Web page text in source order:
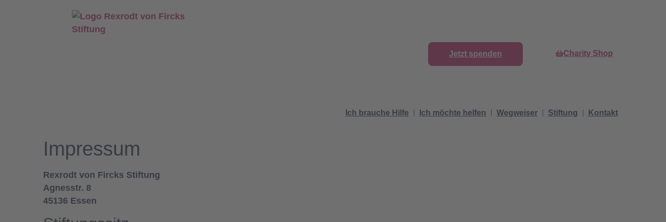
Jetzt spenden Charity Shop
Ich brauche Hilfe Ich möchte helfen Wegweiser Stiftung Kontakt
Impressum
Rexrodt von Fircks Stiftung
Agnesstr. 8
45136 Essen